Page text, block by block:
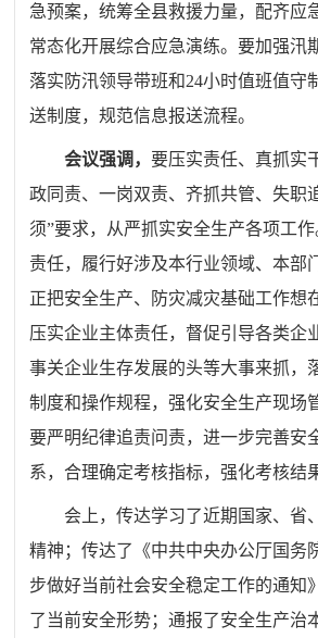
急预案，统筹全县救援力量，配齐应
常态化开展综合应急演练。要加强汛
落实防汛领导带班和24小时值班值守
送制度，规范信息报送流程。
会议强调，要压实责任、真抓实
政同责、一岗双责、齐抓共管、失职
须”要求，从严抓实安全生产各项工
责任，履行好涉及本行业领域、本部
正把安全生产、防灾减灾基础工作想
压实企业主体责任，督促引导各类企
事关企业生存发展的头等大事来抓，
制度和操作规程，强化安全生产现场
要严明纪律追责问责，进一步完善安
系，合理确定考核指标，强化考核结
会上，传达学习了近期国家、省
精神；传达了《中共中央办公厅国务
步做好当前社会安全稳定工作的通知
了当前安全形势；通报了安全生产治